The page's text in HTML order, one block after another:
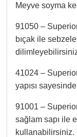
Meyve soyma
91050 –
bıçak ile
41024 –
yapısı
91001 –
sağlam sapı ile
kullanabilirsiniz.